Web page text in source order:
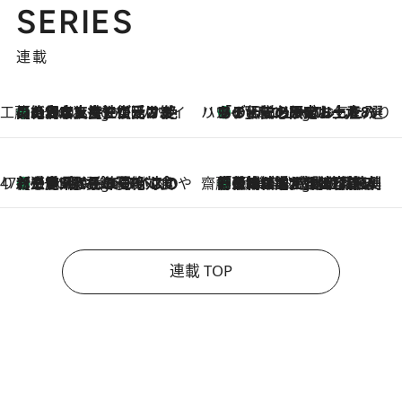
SERIES
連載
工藤まやのおもてなしハワイ
5 Hours Ago
【ハワイ土産】ローカルの絶大な支持で復活！ 絶品の幻クッキー《元ファンの日本人女性が受け継いだ名店》 ハワイ賢者 リサのお気に入りリスト5 Hours Ago
あの伝説の限定トートも！ リニューアルした「ディーン＆デルーカ ハワイ」で必須のお土産8選
47都道府県の手みやげ ひんやりスイーツで夏を満喫
5 Hours Ago
【三重県】この夏絶対食べたい 冷やしておいしいおやつ3選 お餅×アイスの新感覚スイーツ 齋藤 薫 美容脳ルネサンス
5 Hours Ago
「荷物が増えるほど旅ストレスは増す」美容ジャーナリストがたどり着いた最終結論。“化粧品を劇的に減らす”感動の凝縮美容とは
連載 TOP